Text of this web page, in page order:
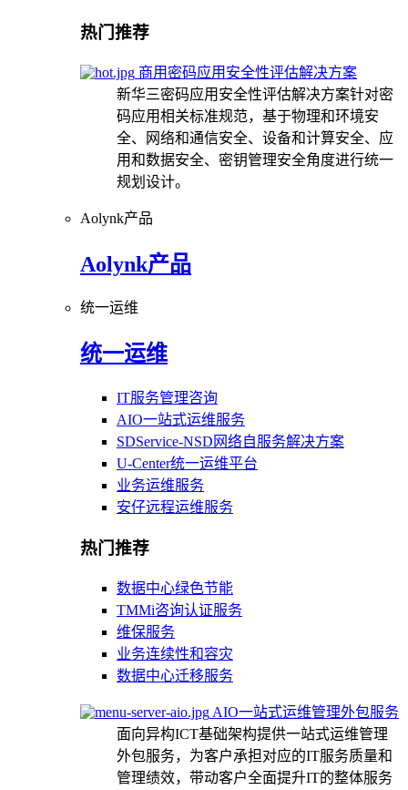
热门推荐
商用密码应用安全性评估解决方案
新华三密码应用安全性评估解决方案针对密
码应用相关标准规范，基于物理和环境安
全、网络和通信安全、设备和计算安全、应
用和数据安全、密钥管理安全角度进行统一
规划设计。
Aolynk产品
Aolynk产品
统一运维
统一运维
IT服务管理咨询
AIO一站式运维服务
SDService-NSD网络自服务解决方案
U-Center统一运维平台
业务运维服务
安仔远程运维服务
热门推荐
数据中心绿色节能
TMMi咨询认证服务
维保服务
业务连续性和容灾
数据中心迁移服务
AIO一站式运维管理外包服务
面向异构ICT基础架构提供一站式运维管理
外包服务，为客户承担对应的IT服务质量和
管理绩效，带动客户全面提升IT的整体服务